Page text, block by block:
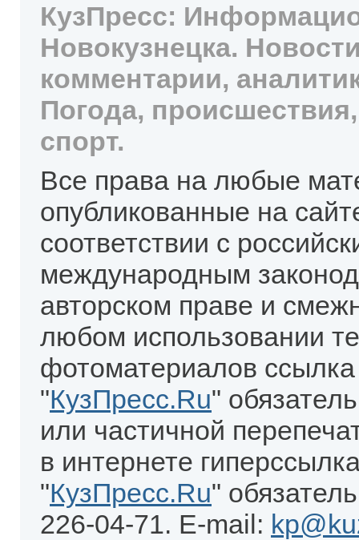
КузПресс:
Новокузнецка.
комментарии,
Погода,
спорт.
Все права на любые
опубликованные на
соответствии с
международным
авторском праве и
любом использовании
фотоматериалов
"КузПресс.Ru"
или частичной
в интернете
"КузПресс.Ru"
226-04-71. E-mail: